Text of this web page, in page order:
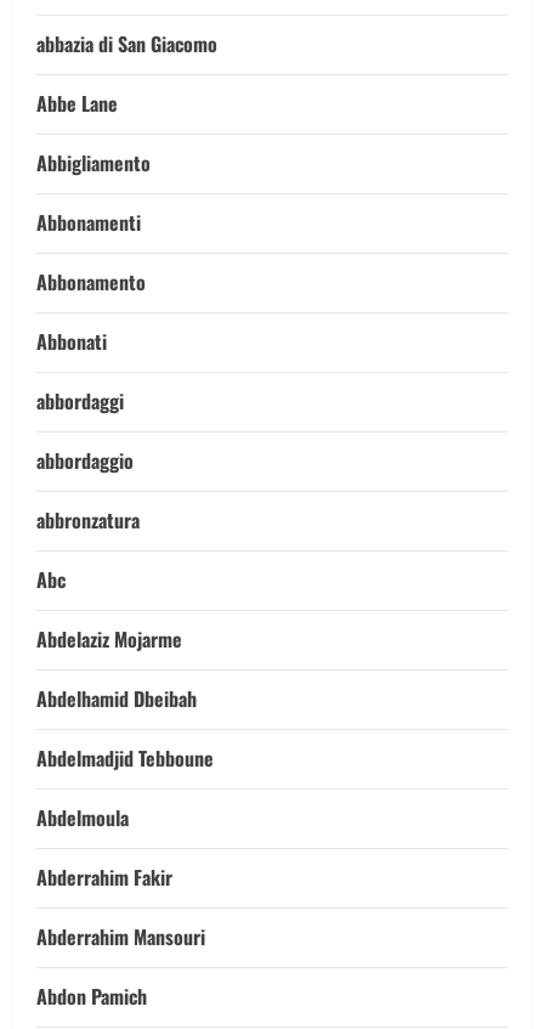
abbazia di San Giacomo
Abbe Lane
Abbigliamento
Abbonamenti
Abbonamento
Abbonati
abbordaggi
abbordaggio
abbronzatura
Abc
Abdelaziz Mojarme
Abdelhamid Dbeibah
Abdelmadjid Tebboune
Abdelmoula
Abderrahim Fakir
Abderrahim Mansouri
Abdon Pamich